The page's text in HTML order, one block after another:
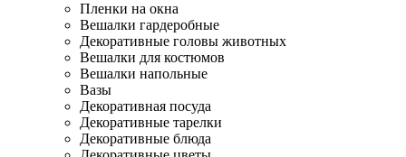
Пленки на окна
Вешалки гардеробные
Декоративные головы животных
Вешалки для костюмов
Вешалки напольные
Вазы
Декоративная посуда
Декоративные тарелки
Декоративные блюда